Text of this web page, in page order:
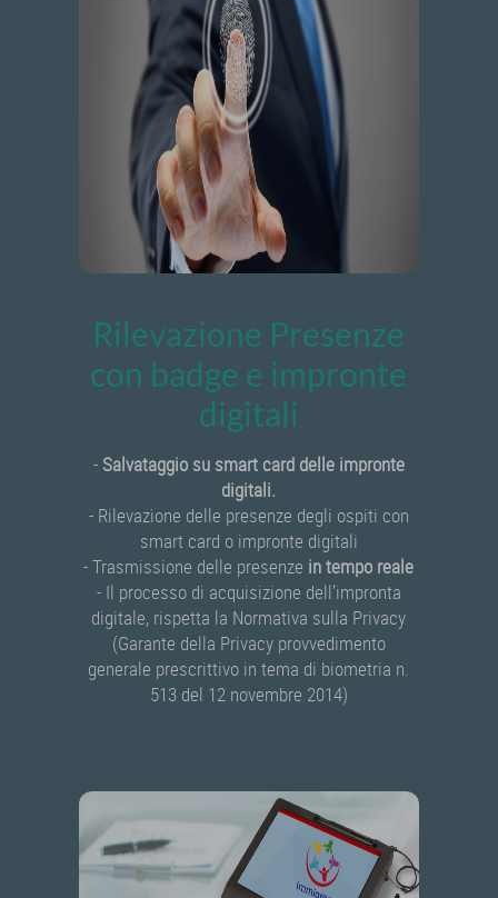
Rilevazione Presenze
con badge e impronte
digitali
- Salvataggio su smart card delle impronte
digitali.
- Rilevazione delle presenze degli ospiti con
smart card o impronte digitali
- Trasmissione delle presenze in tempo reale
- Il processo di acquisizione dell’impronta
digitale, rispetta la Normativa sulla Privacy
(Garante della Privacy provvedimento
generale prescrittivo in tema di biometria n.
513 del 12 novembre 2014)